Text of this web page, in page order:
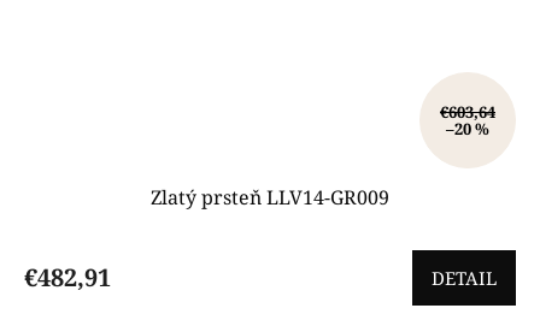
€603,64
–20 %
Zlatý prsteň LLV14-GR009
€482,91 DETAIL